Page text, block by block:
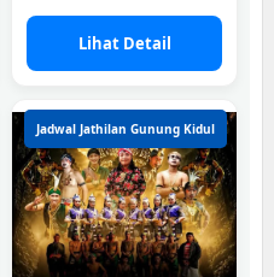
Lihat Detail
Jadwal Jathilan Gunung Kidul